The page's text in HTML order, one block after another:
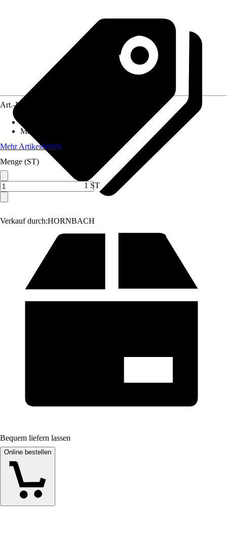
Verkauf durch:HORNBACH
Art.-Nr.
Material
Mehr Artikeldetails
Menge (ST)
1 ST
Bequem liefern lassen
Online bestellen